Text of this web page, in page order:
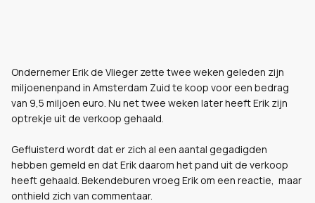
Ondernemer Erik de Vlieger zette twee weken geleden zijn
miljoenenpand in Amsterdam Zuid te koop voor een bedrag
van 9,5 miljoen euro. Nu net twee weken later heeft Erik zijn
optrekje uit de verkoop gehaald.
Gefluisterd wordt dat er zich al een aantal gegadigden
hebben gemeld en dat Erik daarom het pand uit de verkoop
heeft gehaald. Bekendeburen vroeg Erik om een reactie, maar
onthield zich van commentaar.